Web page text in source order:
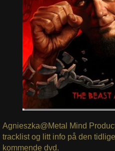
Agnieszka@Metal Mind
tracklist og litt info på den
kommende dvd.